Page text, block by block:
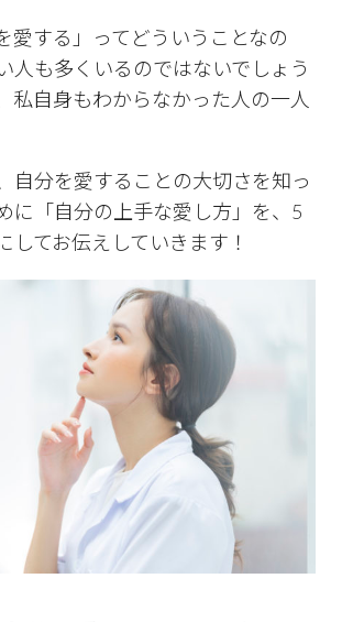
愛する」ってどういうことなの
人も多くいるのではないでしょう
自身もわからなかった人の一人
自分を愛することの大切さを知っ
に「自分の上手な愛し方」を、5
してお伝えしていきます！